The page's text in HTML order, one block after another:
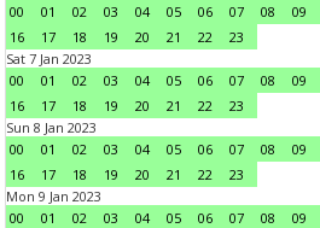
00
01 02 03 04 05 06 07 08 09
16
17 18 19 20 21 22
23
Sat 7 Jan 2023
00
01 02 03 04 05 06 07 08 09
16
17 18 19 20 21 22
23
Sun 8 Jan 2023
00
01 02 03 04 05 06 07 08 09
16
17 18 19 20 21 22
23
Mon 9 Jan 2023
00
01 02 03 04 05 06 07 08 09